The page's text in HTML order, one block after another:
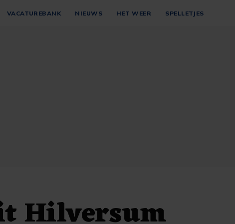
VACATUREBANK NIEUWS HET WEER SPELLETJES